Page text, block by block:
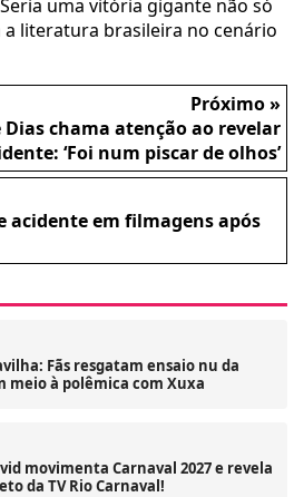
uma vitória gigante não só
a literatura brasileira no cenário
Próximo »
Dias chama atenção ao revelar
‘Foi num piscar de olhos’
acidente em filmagens após
Fãs resgatam ensaio nu da
meio à polêmica com Xuxa
movimenta Carnaval 2027 e revela
da TV Rio Carnaval!